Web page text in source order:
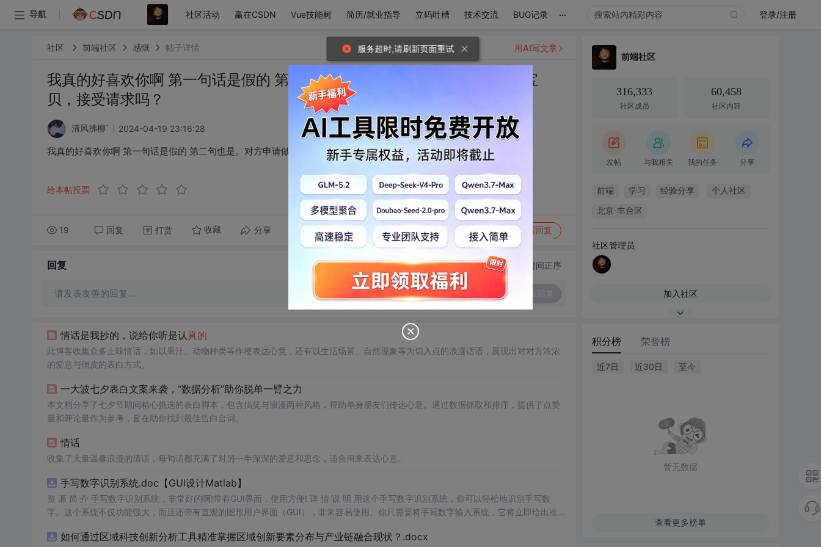
导航 社区活动 赢在CSDN Vue技能树 简历/就业指导 立码吐槽 技术交流 BUG记录 ... 登录/注册
社区 前端社区 感慨 帖子详情
我真的好喜欢你啊 第一句话是假的 第二句也是。对方申请做您心尖尖上的宝
贝，接受请求吗？
清风拂柳` 2024-04-19 23:16:28
我真的好喜欢你啊 第一句话是假的 第二句也是。对方申请做您心尖尖上的宝贝，接受请求吗？
给本帖投票
19 回复 打赏 收藏 分享 转发到动态 举报 写回复
用AI写文章
回复 切换为时间正序
请发表友善的回复…
情话是我抄的，说给你听是认真的
此博客收集众多土味情话，如以果汁、动物种类等作梗表达心意，还有以生活场景、自然现象等为切入点的浪漫话语，展现出对对方浓浓
的爱意与俏皮的表白方式。
一大波七夕表白文案来袭，“数据分析”助你脱单一臂之力
本文档分享了七夕节期间精心挑选的表白脚本，包含搞笑与浪漫两种风格，帮助单身朋友们传达心意。通过数据抓取和排序，提供了点赞
量和评论量作为参考，旨在助你找到最佳告白台词。
情话
收集了大量温馨浪漫的情话，每句话都充满了对另一半深深的爱意和思念，适合用来表达心意。
手写数字识别系统.doc【GUI设计Matlab】
资 源 简 介 手写数字识别系统，非常好的啊!带有GUI界面，使用方便! 详 情 说 明 用这个手写数字识别系统，你可以轻松地识别手写数
字。这个系统不仅功能强大，而且还带有直观的图形用户界面（GUI），非常容易使用。你只需要将手写数字输入系统，它将立即给出准确
便和实用的工具，你一定会喜欢它的！
如何通过区域科技创新分析工具精准掌握区域创新要素分布与产业链融合现状？.docx
前端社区
316,333
社区成员
60,458
社区内容
发帖 与我相关 我的任务 分享
前端 学习 经验分享 个人社区
北京·丰台区
社区管理员
加入社区
积分榜 荣誉榜
近7日 近30日 至今
暂无数据
查看更多榜单
服务超时,请刷新页面重试